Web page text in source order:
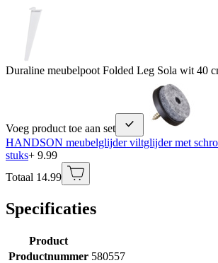
Duraline meubelpoot Folded Leg Sola wit 40
Voeg product toe aan set
HANDSON meubelglijder viltglijder met
stuks+ 9.99
Totaal 14.99
Specificaties
Product
Productnummer 580557